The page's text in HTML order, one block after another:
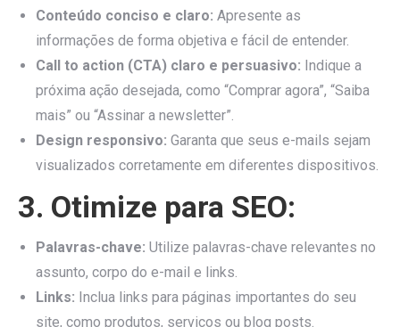
Conteúdo conciso e claro: Apresente as
informações de forma objetiva e fácil de entender.
Call to action (CTA) claro e persuasivo: Indique a
próxima ação desejada, como “Comprar agora”, “Saiba
mais” ou “Assinar a newsletter”.
Design responsivo: Garanta que seus e-mails sejam
visualizados corretamente em diferentes dispositivos.
3. Otimize para SEO:
Palavras-chave: Utilize palavras-chave relevantes no
assunto, corpo do e-mail e links.
Links: Inclua links para páginas importantes do seu
site, como produtos, serviços ou blog posts.